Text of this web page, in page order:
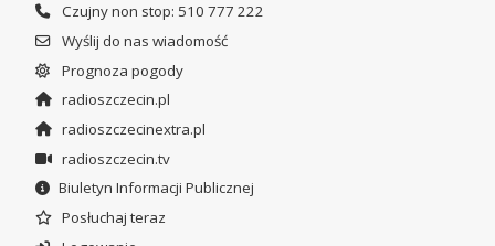
Czujny non stop: 510 777 222
Wyślij do nas wiadomość
Prognoza pogody
radioszczecin.pl
radioszczecinextra.pl
radioszczecin.tv
Biuletyn Informacji Publicznej
Posłuchaj teraz